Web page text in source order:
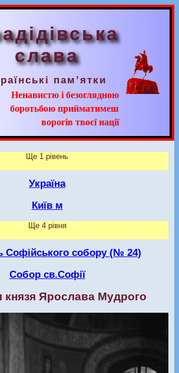
слава
пам’ятки
Ненавистю і безоглядною
боротьбою прийматимеш
ворогів твоєї нації
Ще 1 рівень
Україна
Київ м
Ще 4 рівня
Софійського собору (№ 24)
Собор св.Софії
князя Ярослава Мудрого